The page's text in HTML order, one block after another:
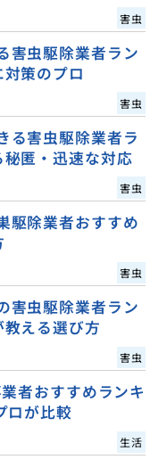
害虫
害虫駆除業者ラン
策のプロ
害虫
る害虫駆除業者ラ
匿・迅速な対応
害虫
駆除業者おすすめ
害虫
害虫駆除業者ラン
える選び方
害虫
者おすすめランキ
ロが比較
生活